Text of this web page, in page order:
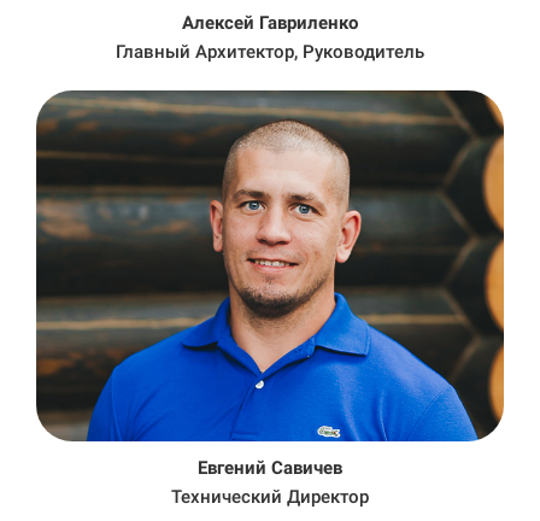
Алексей Гавриленко
Главный Архитектор, Руководитель
Евгений Савичев
Технический Директор